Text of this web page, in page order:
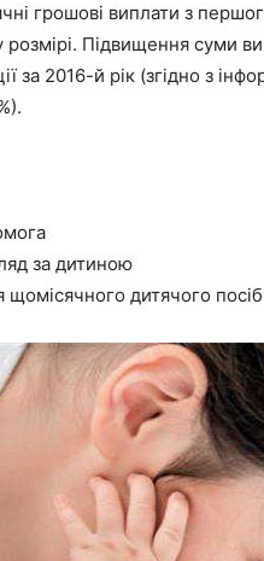
грошові виплати з
Підвищення суми
за 2016-й рік (згідно з
за дитиною
дитячого